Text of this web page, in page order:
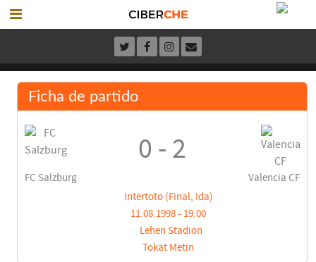
Ficha de partido
FC Salzburg
0 - 2
Valencia CF
Intertoto (Final, Ida)
11.08.1998 - 19:00
Lehen Stadion
Tokat Metin